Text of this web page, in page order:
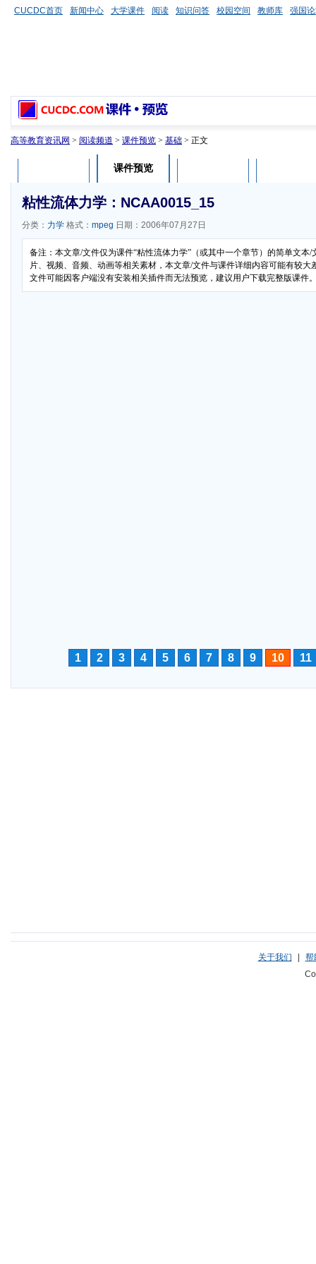
CUCDC首页 新闻中心 大学课件 阅读 知识问答 校园空间 教师库 强国
高等教育资讯网 > 阅读频道 > 课件预览 > 基础 > 正文
课件预览
粘性流体力学：NCAA0015_15
分类： 力学 格式： mpeg 日期：2006年07月27日
备注：本文章/文件仅为课件“粘性流体力学”（或其中一个章节）的简单文本
片、视频、音频、动画等相关素材，本文章/文件与课件详细内容可能有较大
文件可能因客户端没有安装相关插件而无法预览，建议用户下载完整版课件
1 2 3 4 5 6 7 8 9 10 11
关于我们
帮